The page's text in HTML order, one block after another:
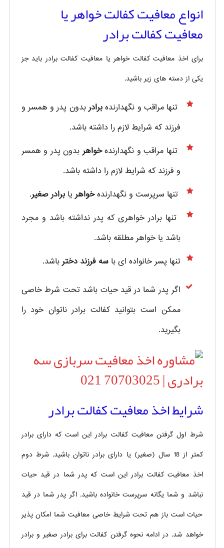
انواع معافیت کفالت خواهر یا
معافیت کفالت برادر
برای اخذ معافیت کفالت خواهر یا معافیت کفالت برادر باید جز
یکی از دسته های زیر باشید.
تنها مراقب و نگهدارنده برادر بدون پدر و همسر و
فرزند که شرایط لازم را داشته باشد.
تنها مراقب و نگهدارندهخواهر بدون پدر و همسر
و فرزند که شرایط لازم را داشته باشد.
تنها سرپرست و نگهدارندهخواهر یابرادر صغیر.
تنها برادر خواهری که پدر نداشته باشد و مجرد
باشد یا خواهر مطلقه باشد.
تنها پسر خانواده ای باسه فرزند دختر باشد.
اگر پدر شما در قید حیات باشد تحت شرط خاصی
ممکن است بتوانید کفالت برادر ناتوان خود را
بگیرید.
شرایط اخذ معافیت کفالت برادر
شرط اول گرفتن معافیت کفالت برادر این است که دارای برادر
کمتر از 18 سال (صغیر) یا دارای برادر ناتوان باشید. شرط دوم
اخذ معافیت کفالت برادر این است که پدر شما در قید حیات
نباشد و شما یگانه سرپرست خانواده باشید. اگر پدر شما در قید
حیات است باز هم تحت شرایط خاصی معافیت شما امکان پذیر
خواهد شد. در ادامه نحوه گرفتن کفالت برای برادر صغیر و برادر